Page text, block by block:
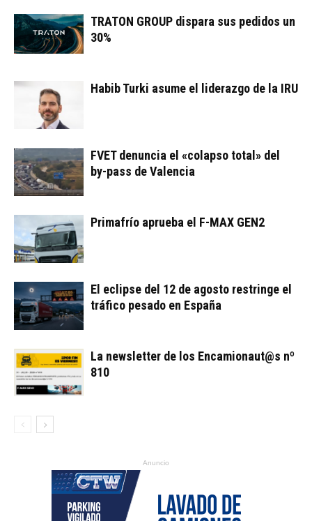
TRATON GROUP dispara sus pedidos un
30%
Habib Turki asume el liderazgo de la IRU
FVET denuncia el «colapso total» del
by-pass de Valencia
Primafrío aprueba el F-MAX GEN2
El eclipse del 12 de agosto restringe el
tráfico pesado en España
La newsletter de los Encamionaut@s nº
810
Anuncio